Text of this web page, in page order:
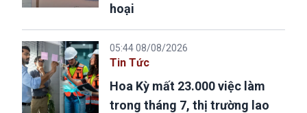
hoại
05:44 08/08/2026
Tin Tức
Hoa Kỳ mất 23.000 việc làm
trong tháng 7, thị trường lao